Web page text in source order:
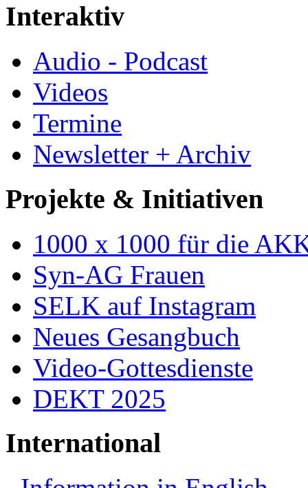
Interaktiv
Audio - Podcast
Videos
Termine
Newsletter + Archiv
Projekte & Initiativen
1000 x 1000 für die
Syn-AG Frauen
SELK auf Instagram
Neues Gesangbuch
Video-Gottesdienste
DEKT 2025
International